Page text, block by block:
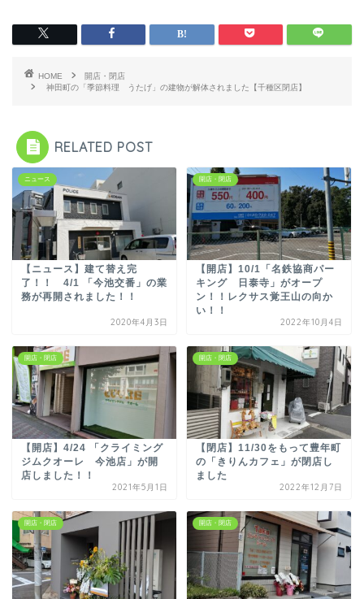
HOME
開店・閉店
神田町の「季節料理 うたげ」の建物が解体されました【千種区閉店】
RELATED POST
ニュース
【ニュース】建て替え完
了！！ 4/1 「今池交番」の業
務が再開されました！！
2020年4月3日
開店・閉店
【開店】10/1「名鉄協商パー
キング 日泰寺」がオープ
ン！！レクサス覚王山の向か
い！！
2022年10月4日
開店・閉店
【開店】4/24 「クライミング
ジムクオーレ 今池店」が開
店しました！！
2021年5月1日
開店・閉店
【閉店】11/30をもって豊年町
の「きりんカフェ」が閉店し
ました
2022年12月7日
開店・閉店 開店・閉店